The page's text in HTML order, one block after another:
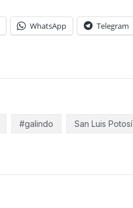
WhatsApp Telegram
#galindo San Luis Potosí